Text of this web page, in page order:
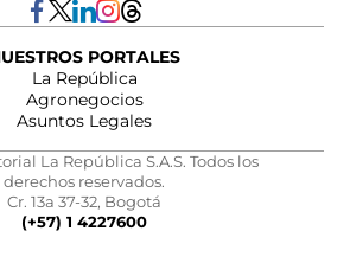
PORTALES
La República
Agronegocios
Asuntos Legales
La República S.A.S. Todos los
derechos reservados.
Cr. 13a 37-32, Bogotá
(+57) 1 4227600